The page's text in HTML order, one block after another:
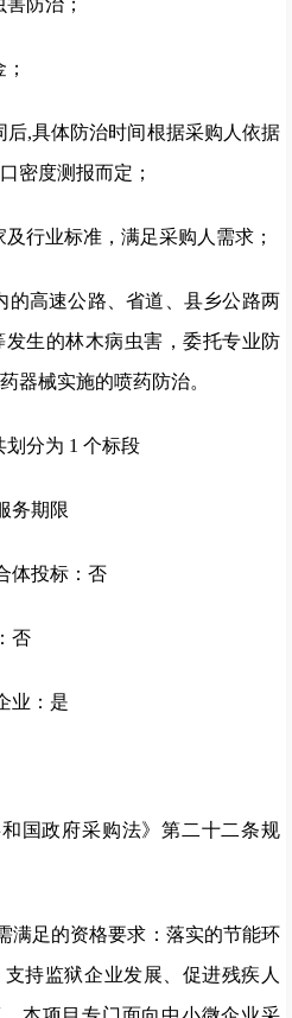
防治；
后,具体防治时间根据采购人依据
密度测报而定；
行业标准，满足采购人需求；
的高速公路、省道、县乡公路两
生的林木病虫害，委托专业防
器械实施的喷药防治。
划分为 1 个标段
务期限
体投标：否
否
业：是
国政府采购法》第二十二条规
满足的资格要求：落实的节能环
持监狱企业发展、促进残疾人